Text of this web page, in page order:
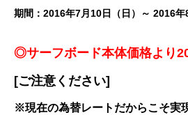
期間：2016年7月10日（日）～ 2016
◎サーフボード本体価格より
[ご注意ください]
※現在の為替レートだからこそ実